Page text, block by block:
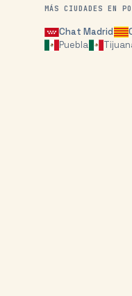
MÁS CIUDADES EN
ChatMadrid
Puebla